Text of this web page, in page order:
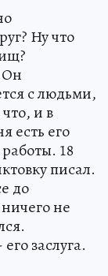
Ну что
Он
с людьми,
и в
есть его
18
писал.
до
не
заслуга.